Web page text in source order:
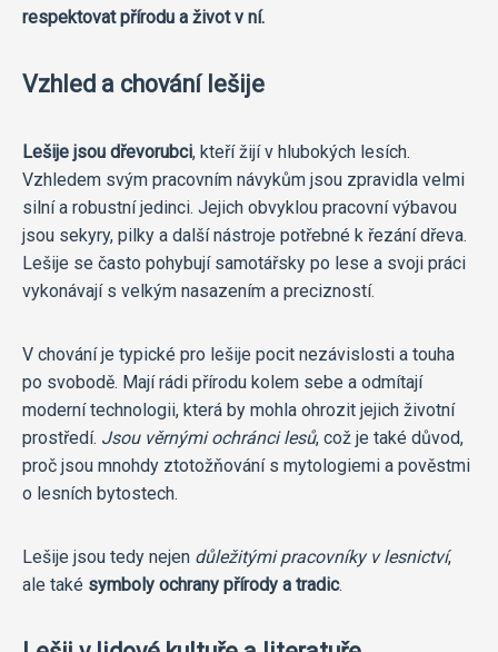
respektovat přírodu a život v ní.
Vzhled a chování lešije
Lešije jsou dřevorubci, kteří žijí v hlubokých lesích.
Vzhledem svým pracovním návykům jsou zpravidla velmi
silní a robustní jedinci. Jejich obvyklou pracovní výbavou
jsou sekyry, pilky a další nástroje potřebné k řezání dřeva.
Lešije se často pohybují samotářsky po lese a svoji práci
vykonávají s velkým nasazením a precizností.
V chování je typické pro lešije pocit nezávislosti a touha
po svobodě. Mají rádi přírodu kolem sebe a odmítají
moderní technologii, která by mohla ohrozit jejich životní
prostředí. Jsou věrnými ochránci lesů, což je také důvod,
proč jsou mnohdy ztotožňování s mytologiemi a pověstmi
o lesních bytostech.
Lešije jsou tedy nejen důležitými pracovníky v lesnictví,
ale také symboly ochrany přírody a tradic.